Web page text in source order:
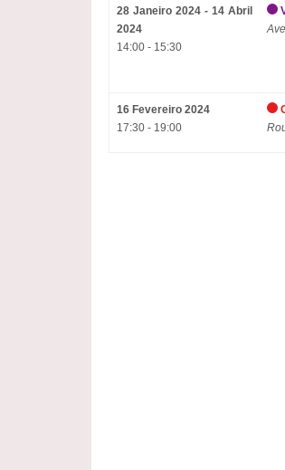
28 Janeiro 2024 - 14 Abril
2024
14:00 - 15:30
16 Fevereiro 2024
17:30 - 19:00